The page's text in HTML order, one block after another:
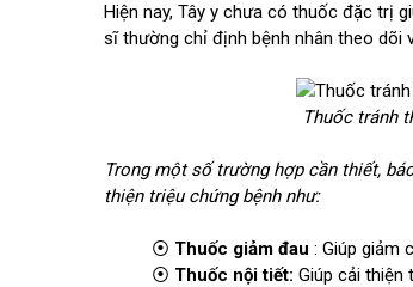
Hiện nay, Tây y chưa có thuốc đặc trị
sĩ thường chỉ định bệnh nhân theo dõi
Thuốc tránh
Trong một số trường hợp cần thiết,
thiện triệu chứng bệnh như:
⦿ Thuốc giảm đau : Giúp giảm
⦿ Thuốc nội tiết: Giúp cải thiện